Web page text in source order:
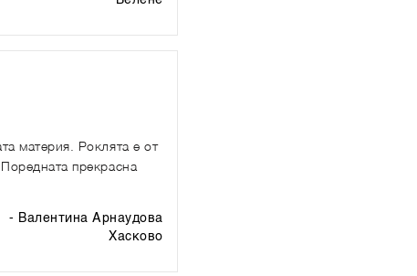
материя. Роклята е от
прекрасна
- Валентина Арнаудова
хасково